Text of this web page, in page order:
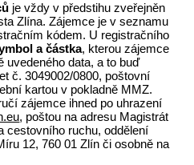
je vždy v předstihu zveřejněn
Zlína. Zájemce je v seznamu
kódem. U registračního
a částka, kterou zájemce
uvedeného data, a to buď
č. 3049002/0800, poštovní
kartou v pokladně MMZ.
zájemce ihned po uhrazení
, poštou na adresu Magistrát
cestovního ruchu, oddělení
12, 760 01 Zlín či osobně na